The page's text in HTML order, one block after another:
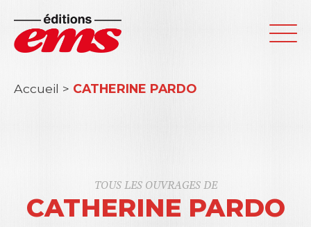
Accueil > CATHERINE PARDO
TOUS LES OUVRAGES DE
CATHERINE PARDO